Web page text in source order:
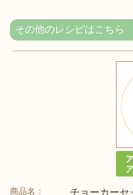
その他のレシピはこちら
商品名： チョーカーセ